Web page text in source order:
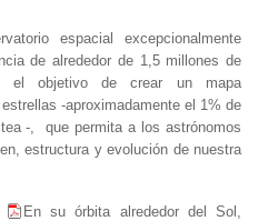
espacial excepcionalmente
de alrededor de 1,5 millones de
el objetivo de crear un mapa
-aproximadamente el 1% de
-, que permita a los astrónomos
estructura y evolución de nuestra
En su órbita alrededor del Sol,